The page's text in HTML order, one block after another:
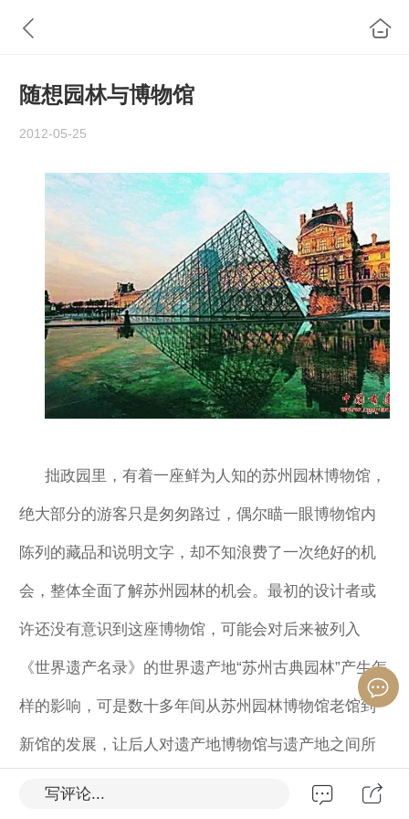
随想园林与博物馆
2012-05-25
拙政园里，有着一座鲜为人知的苏州园林博物馆，
绝大部分的游客只是匆匆路过，偶尔瞄一眼博物馆内
陈列的藏品和说明文字，却不知浪费了一次绝好的机
会，整体全面了解苏州园林的机会。最初的设计者或
许还没有意识到这座博物馆，可能会对后来被列入
《世界遗产名录》的世界遗产地“苏州古典园林”产生怎
样的影响，可是数十多年间从苏州园林博物馆老馆到
新馆的发展，让后人对遗产地博物馆与遗产地之间所
能产生的互动影响期待不已！
写评论...